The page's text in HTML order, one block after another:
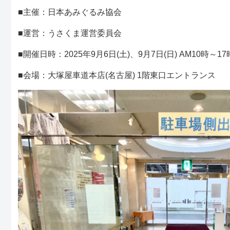
■主催：日本あみぐるみ協会
■運営：うさくま運営委員会
■開催日時：2025年9月6日(土)、9月7日(日) AM10時～17
■会場：大塚屋車道本店(名古屋) 1階東口エントランス